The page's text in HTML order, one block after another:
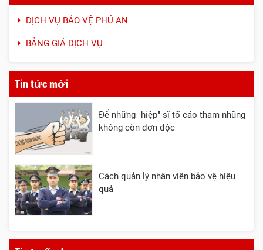
DỊCH VỤ BẢO VỆ PHÚ AN
BẢNG GIÁ DỊCH VỤ
Tin tức mới
Để những "hiệp" sĩ tố cáo tham nhũng
không còn đơn độc
Cách quản lý nhân viên bảo vệ hiệu
quả